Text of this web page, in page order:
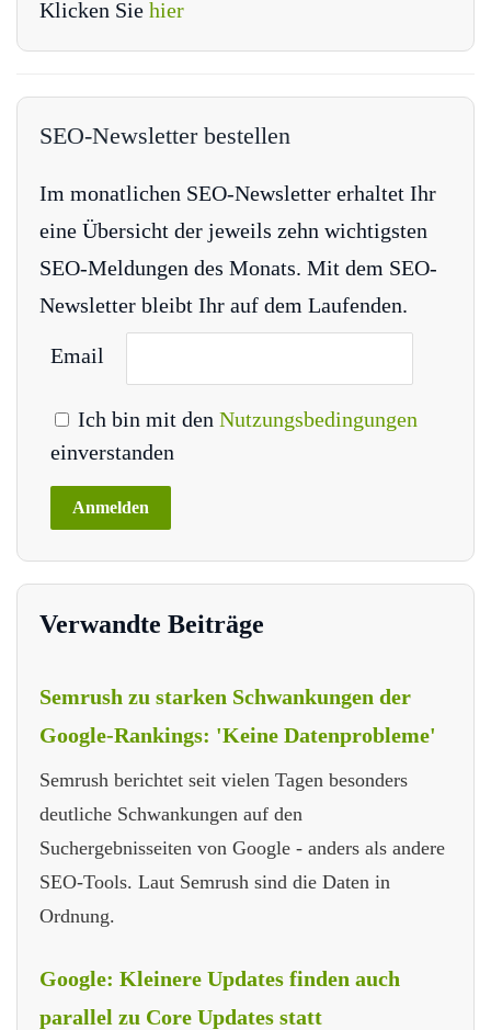
Klicken Sie hier
SEO-Newsletter bestellen
Im monatlichen SEO-Newsletter erhaltet Ihr
eine Übersicht der jeweils zehn wichtigsten
SEO-Meldungen des Monats. Mit dem SEO-
Newsletter bleibt Ihr auf dem Laufenden.
Email
Ich bin mit den Nutzungsbedingungen
einverstanden
Verwandte Beiträge
Semrush zu starken Schwankungen der
Google-Rankings: 'Keine Datenprobleme'
Semrush berichtet seit vielen Tagen besonders
deutliche Schwankungen auf den
Suchergebnisseiten von Google - anders als andere
SEO-Tools. Laut Semrush sind die Daten in
Ordnung.
Google: Kleinere Updates finden auch
parallel zu Core Updates statt